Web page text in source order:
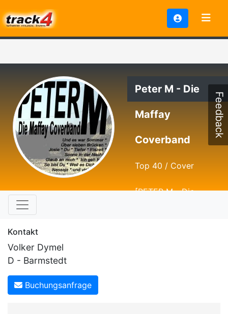
Peter M - Die
Maffay
Coverband
Top 40 / Cover
[PETER M - Die
Kontakt
Volker Dymel
D - Barmstedt
Buchungsanfrage
Feedback